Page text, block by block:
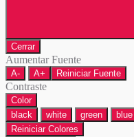
Cerrar
Aumentar Fuente
A- A+ Reiniciar Fuente
Contraste
Color
black
white green blue
Reiniciar Colores